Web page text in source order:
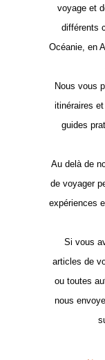
voyage et
différents
Océanie, en
Nous vous
itinéraires
guides
Au delà de
de voyager
expériences
Si vous
articles de
ou toutes
nous